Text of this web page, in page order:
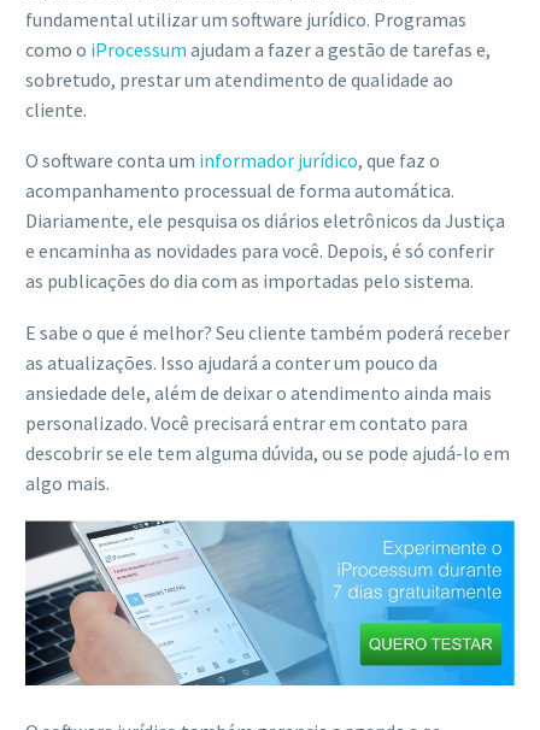
fundamental utilizar um software jurídico. Programas
como o iProcessum ajudam a fazer a gestão de tarefas e,
sobretudo, prestar um atendimento de qualidade ao
cliente.
O software conta um informador jurídico, que faz o
acompanhamento processual de forma automática.
Diariamente, ele pesquisa os diários eletrônicos da Justiça
e encaminha as novidades para você. Depois, é só conferir
as publicações do dia com as importadas pelo sistema.
E sabe o que é melhor? Seu cliente também poderá receber
as atualizações. Isso ajudará a conter um pouco da
ansiedade dele, além de deixar o atendimento ainda mais
personalizado. Você precisará entrar em contato para
descobrir se ele tem alguma dúvida, ou se pode ajudá-lo em
algo mais.